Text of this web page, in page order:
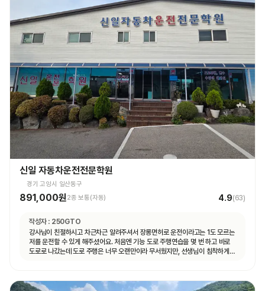
신일 자동차운전전문학원
경기 고양시 일산동구
891,000원 2종 보통(자동) 4.9(63)
작성자 : 250GTO
강사님이 친절하시고 차근차근 알려주셔서 장롱면허로 운전이라고는 1도 모르는
저를 운전할 수 있게 해주셨어요. 처음엔 기능 도로 주행연습을 몇 번 하고 바로
도로로 나갔는데 도로 주행은 너무 오랜만이라 무서웠지만, 선생님이 침착하게